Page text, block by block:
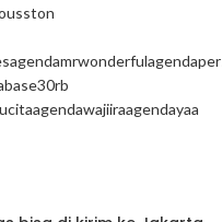
agendamrwonderful
agendawajiiraagendayaa